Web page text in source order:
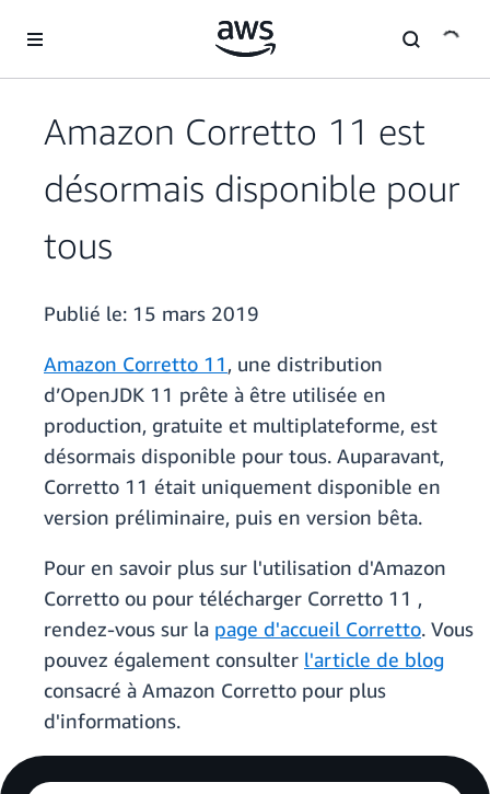
Amazon Corretto 11 est
désormais disponible pour
tous
Publié le: 15 mars 2019
Amazon Corretto 11, une distribution
d’OpenJDK 11 prête à être utilisée en
production, gratuite et multiplateforme, est
désormais disponible pour tous. Auparavant,
Corretto 11 était uniquement disponible en
version préliminaire, puis en version bêta.
Pour en savoir plus sur l'utilisation d'Amazon
Corretto ou pour télécharger Corretto 11 ,
rendez-vous sur la page d'accueil Corretto. Vous
pouvez également consulter l'article de blog
consacré à Amazon Corretto pour plus
d'informations.